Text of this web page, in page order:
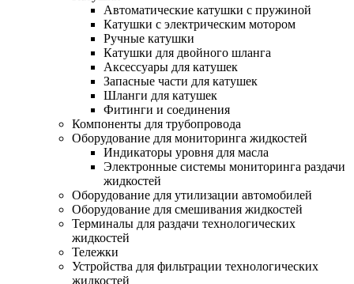
Автоматические катушки с пружиной
Катушки с электрическим мотором
Ручные катушки
Катушки для двойного шланга
Аксессуары для катушек
Запасные части для катушек
Шланги для катушек
Фитинги и соединения
Компоненты для трубопровода
Оборудование для мониторинга жидкостей
Индикаторы уровня для масла
Электронные системы мониторинга раздачи
жидкостей
Оборудование для утилизации автомобилей
Оборудование для смешивания жидкостей
Терминалы для раздачи технологических
жидкостей
Тележки
Устройства для фильтрации технологических
жидкостей